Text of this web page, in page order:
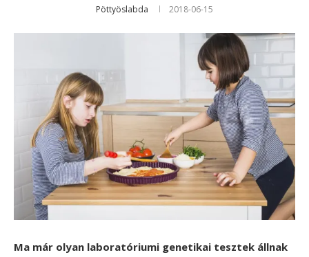
Pöttyöslabda 2018-06-15
Ma már olyan laboratóriumi genetikai tesztek állnak